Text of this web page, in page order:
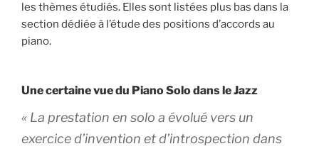
les thèmes étudiés. Elles sont listées plus bas dans la
section dédiée à l’étude des positions d’accords au
piano.
Une certaine vue du Piano Solo dans le Jazz
« La prestation en solo a évolué vers un
exercice d’invention et d’introspection dans